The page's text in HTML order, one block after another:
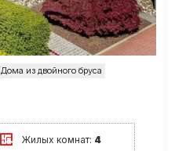
Дома из двойного бруса
Жилых комнат: 4